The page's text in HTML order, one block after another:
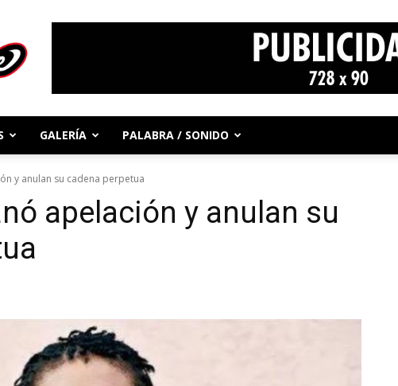
GALERÍA PALABRA / SONIDO
y anulan su cadena perpetua
apelación y anulan su